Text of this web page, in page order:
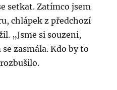
setkat. Zatímco jsem
chlápek z předchozí
„Jsme si souzeni,
zasmála. Kdo by to